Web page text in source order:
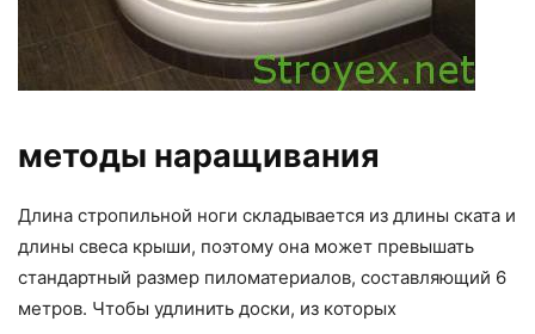
методы наращивания
Длина стропильной ноги складывается из длины ската и
длины свеса крыши, поэтому она может превышать
стандартный размер пиломатериалов, составляющий 6
метров. Чтобы удлинить доски, из которых